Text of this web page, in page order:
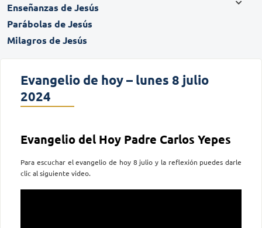
Enseñanzas de Jesús
Parábolas de Jesús
Milagros de Jesús
Evangelio de hoy – lunes 8 julio
2024
Evangelio del Hoy Padre Carlos Yepes
Para escuchar el evangelio de hoy 8 julio y la reflexión puedes darle
clic al siguiente video.